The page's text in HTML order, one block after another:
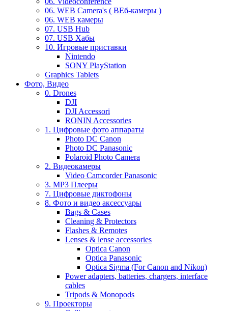
06. WEB Camera's ( ВЕб-камеры )
06. WEB камеры
07. USB Hub
07. USB Хабы
10. Игровые приставки
Nintendo
SONY PlayStation
Graphics Tablets
Фото, Видео
0. Drones
DJI
DJI Accessori
RONIN Accessories
1. Цифровые фото аппараты
Photo DC Canon
Photo DC Panasonic
Polaroid Photo Camera
2. Видеокамеры
Video Camcorder Panasonic
3. MP3 Плееры
7. Цифровые диктофоны
8. Фото и видео аксессуары
Bags & Cases
Cleaning & Protectors
Flashes & Remotes
Lenses & lense accessories
Optica Canon
Optica Panasonic
Optica Sigma (For Canon and Nikon)
Power adapters, batteries, chargers, interface
cables
Tripods & Monopods
9. Проекторы